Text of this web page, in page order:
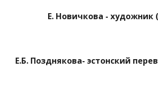
Е. Новичкова - художник
Е.Б. Позднякова- эстонский